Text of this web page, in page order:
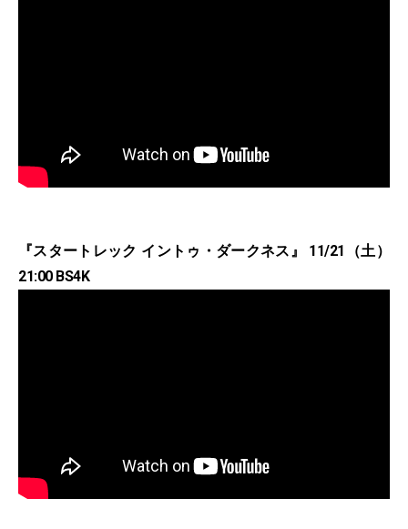
『スタートレック イントゥ・ダークネス』 11/21（土）
21:00 BS4K